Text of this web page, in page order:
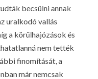
becsülni annak
uralkodó vallás
a körülhajózások és
nem tették
finomítását, a
már nemcsak